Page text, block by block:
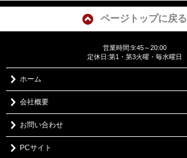
ページトップに戻る
営業時間:9:45～20:00
定休日:第1・第3火曜・毎水曜日
ホーム
会社概要
お問い合わせ
PCサイト